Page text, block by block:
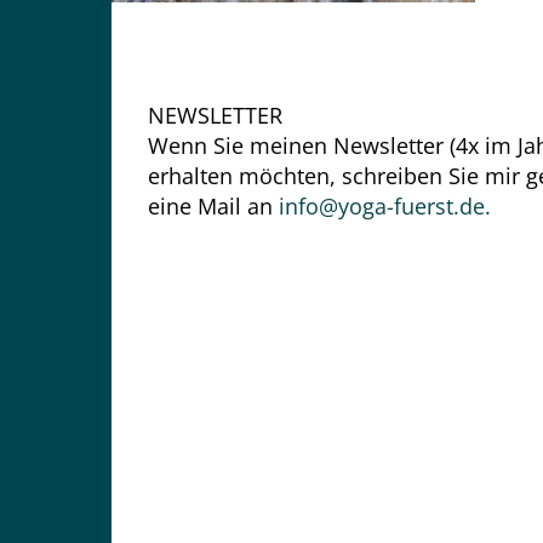
NEWSLETTER
Wenn Sie meinen Newsletter (4x im
erhalten möchten, schreiben Sie mir
eine Mail an info@yoga-fuerst.de.